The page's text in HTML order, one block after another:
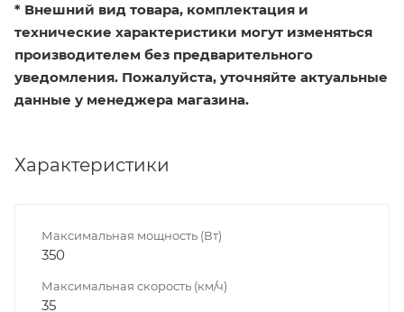
* Внешний вид товара, комплектация и
технические характеристики могут изменяться
производителем без предварительного
уведомления. Пожалуйста, уточняйте актуальные
данные у менеджера магазина.
Характеристики
Максимальная мощность (Вт)
350
Максимальная скорость (км/ч)
35